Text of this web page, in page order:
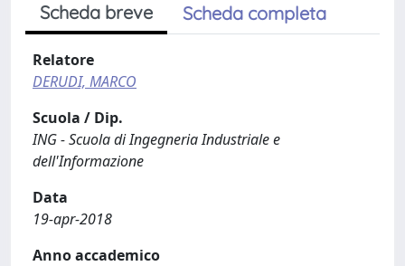
Scheda breve Scheda completa
Relatore
DERUDI, MARCO
Scuola / Dip.
ING - Scuola di Ingegneria Industriale e
dell'Informazione
Data
19-apr-2018
Anno accademico